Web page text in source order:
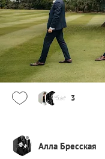
3
Алла Бресская